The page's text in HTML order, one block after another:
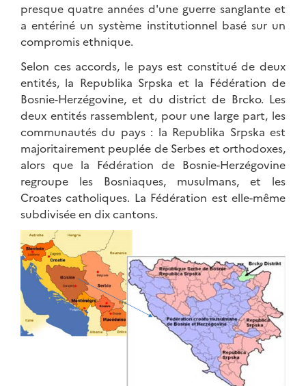
presque quatre années d'une guerre sanglante et
a entériné un système institutionnel basé sur un
compromis ethnique.
Selon ces accords, le pays est constitué de deux
entités, la Republika Srpska et la Fédération de
Bosnie-Herzégovine, et du district de Brcko. Les
deux entités rassemblent, pour une large part, les
communautés du pays : la Republika Srpska est
majoritairement peuplée de Serbes et orthodoxes,
alors que la Fédération de Bosnie-Herzégovine
regroupe les Bosniaques, musulmans, et les
Croates catholiques. La Fédération est elle-même
subdivisée en dix cantons.